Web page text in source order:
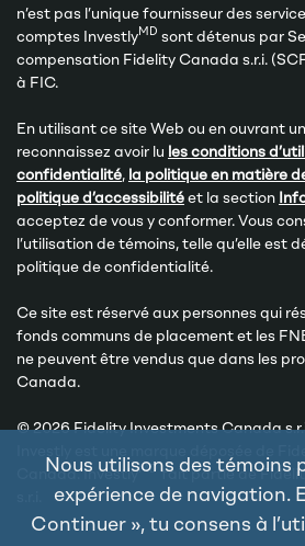
Nous utilisons des témoins
expérience de navigation.
Continuer », tu consens à
n’est pas l’unique fournisseur des
comptes InvestlyMD sont détenus par
compensation Fidelity Canada s.r.i.
à FIC.
En utilisant ce site Web ou en ouvrant
reconnaissez avoir lu les conditions
confidentialité, la politique en matière
politique d’accessibilité et la section
acceptez de vous y conformer. Vous
l’utilisation de témoins, telle qu’elle est
politique de confidentialité.
Ce site est réservé aux personnes qui
fonds communs de placement et les
ne peuvent être vendus que dans les
Canada.
© 2026 Fidelity Investments Canada
Canada. InvestlyMD fait partie de